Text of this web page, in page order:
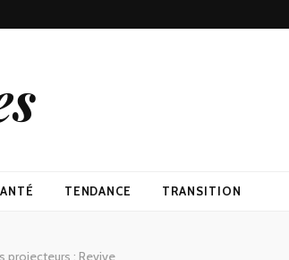
TENDANCE TRANSITION
projecteurs : Revive